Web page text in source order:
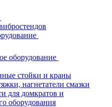
оборудование
стойки и краны
нагнетатели смазки
для домкратов и
оборудования